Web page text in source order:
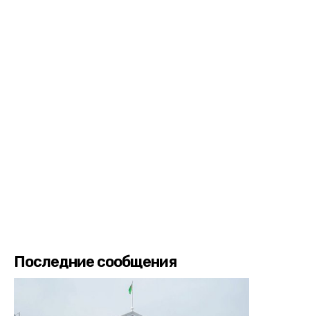
Последние сообщения